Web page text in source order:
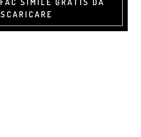
SIMILE GRATIS DA
SCARICARE